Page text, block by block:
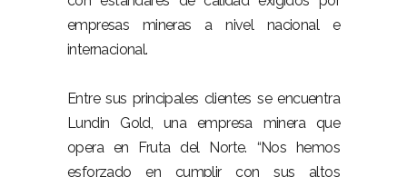
empresas mineras a nivel nacional e
internacional.
Entre sus principales clientes se encuentra
Lundin Gold, una empresa minera que
opera en Fruta del Norte. “Nos hemos
esforzado en cumplir con sus altos